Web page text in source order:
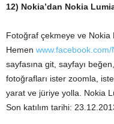
12) Nokia’dan Nokia
Fotoğraf çekmeye ve Nokia
Hemen
sayfasına git, sayfayı
fotoğrafları ister zoomla,
yarat ve jüriye yolla. Nokia
Son katılım tarihi: